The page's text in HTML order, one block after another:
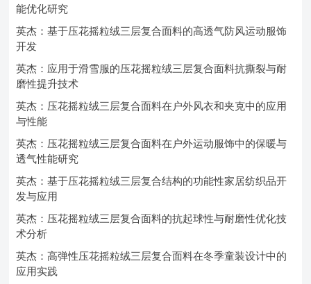
能优化研究
英杰：基于压花摇粒绒三层复合面料的高透气防风运动服饰
开发
英杰：应用于滑雪服的压花摇粒绒三层复合面料抗撕裂与耐
磨性提升技术
英杰：压花摇粒绒三层复合面料在户外风衣和夹克中的应用
与性能
英杰：压花摇粒绒三层复合面料在户外运动服饰中的保暖与
透气性能研究
英杰：基于压花摇粒绒三层复合结构的功能性家居纺织品开
发与应用
英杰：压花摇粒绒三层复合面料的抗起球性与耐磨性优化技
术分析
英杰：高弹性压花摇粒绒三层复合面料在冬季童装设计中的
应用实践